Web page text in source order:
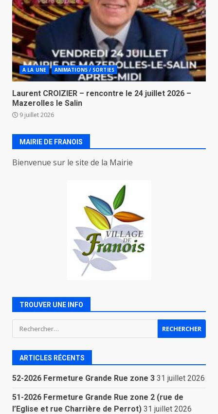
A LA UNE ANIMATIONS / SORTIES
Laurent CROIZIER – rencontre le 24 juillet 2026 –
Mazerolles le Salin
9 juillet 2026
MAIRIE DE FRANOIS
Bienvenue sur le site de la Mairie
TROUVER UNE INFO
Rechercher :
ARTICLES RÉCENTS
52-2026 Fermeture Grande Rue zone 3 31 juillet 2026
51-2026 Fermeture Grande Rue zone 2 (rue de
l’Eglise et rue Charrière de Perrot) 31 juillet 2026